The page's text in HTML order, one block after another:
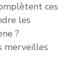
ces
les
?
merveilles